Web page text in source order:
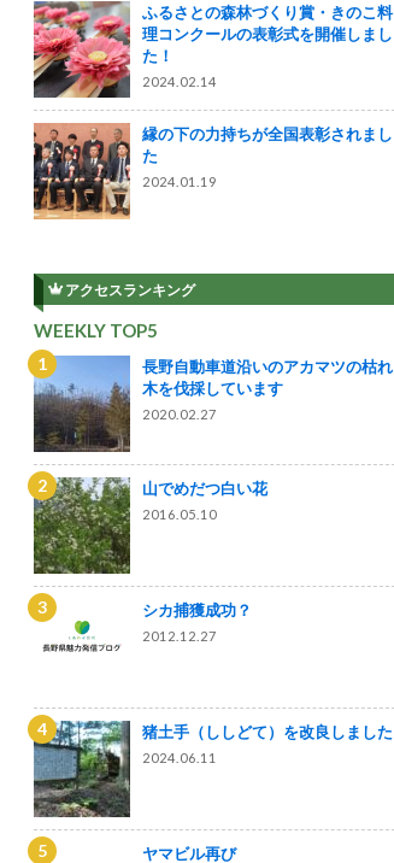
ふるさとの森林づくり賞・きのこ料
理コンクールの表彰式を開催しまし
た！
2024.02.14
縁の下の力持ちが全国表彰されまし
た
2024.01.19
アクセスランキング
WEEKLY TOP5
長野自動車道沿いのアカマツの枯れ
木を伐採しています
2020.02.27
山でめだつ白い花
2016.05.10
シカ捕獲成功？
2012.12.27
猪土手（ししどて）を改良しました
2024.06.11
ヤマビル再び